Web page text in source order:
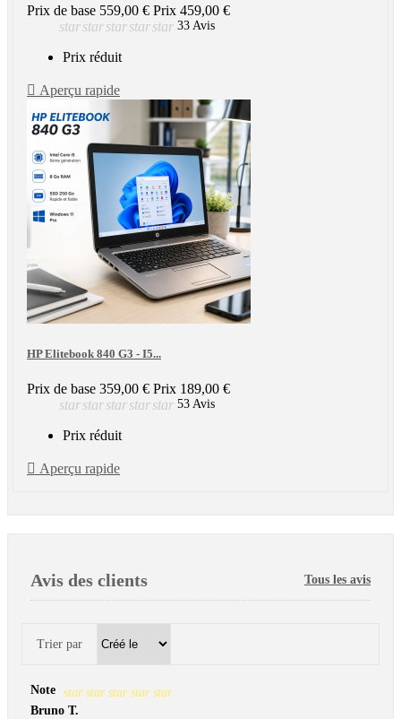
Prix de base 559,00 € Prix 459,00 €
starstarstarstarstar 33 Avis
Prix réduit
 Aperçu rapide
HP Elitebook 840 G3 - I5...
Prix de base 359,00 € Prix 189,00 €
starstarstarstarstar 53 Avis
Prix réduit
 Aperçu rapide
Avis des clients Tous les avis
Trier par
Note star star star star star
Bruno T.